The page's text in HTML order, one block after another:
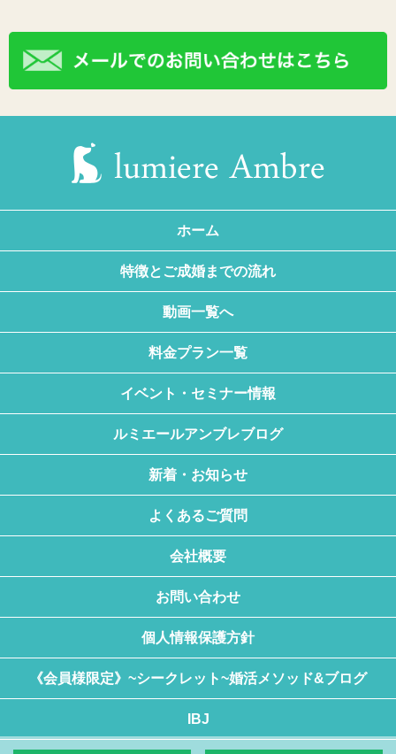
ホーム
特徴とご成婚までの流れ
動画一覧へ
料金プラン一覧
イベント・セミナー情報
ルミエールアンブレブログ
新着・お知らせ
よくあるご質問
会社概要
お問い合わせ
個人情報保護方針
《会員様限定》~シークレット~婚活メソッド&ブログ
IBJ